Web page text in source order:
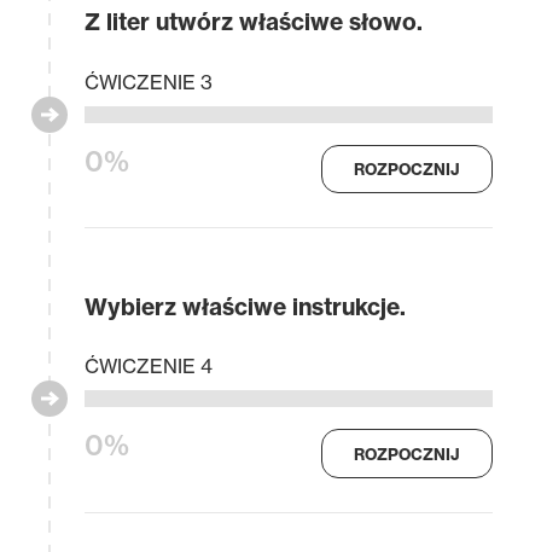
Z liter utwórz właściwe słowo.
0%
ĆWICZENIE 3
ROZPOCZNIJ
Wybierz właściwe instrukcje.
0%
ĆWICZENIE 4
ROZPOCZNIJ